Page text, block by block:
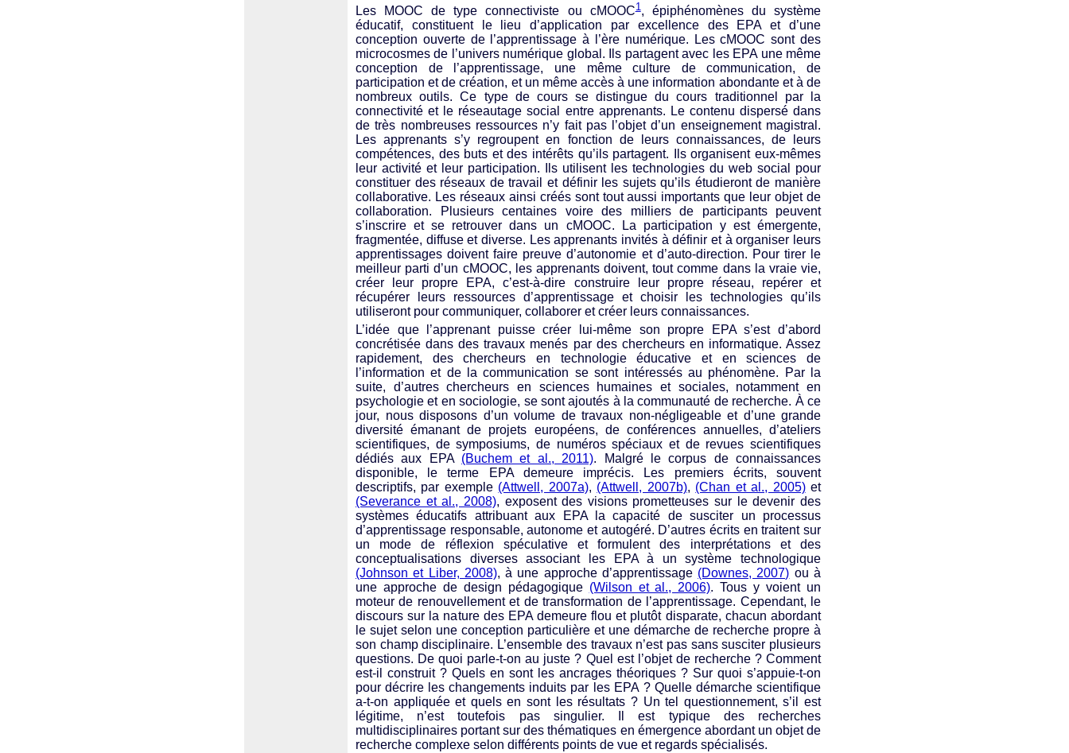
Les MOOC de type connectiviste ou cMOOC1, épiphénomènes du système
éducatif, constituent le lieu d’application par excellence des EPA et d’une
conception ouverte de l’apprentissage à l’ère numérique. Les cMOOC sont des
microcosmes de l’univers numérique global. Ils partagent avec les EPA une même
conception de l’apprentissage, une même culture de communication, de
participation et de création, et un même accès à une information abondante et à de
nombreux outils. Ce type de cours se distingue du cours traditionnel par la
connectivité et le réseautage social entre apprenants. Le contenu dispersé dans
de très nombreuses ressources n’y fait pas l’objet d’un enseignement magistral.
Les apprenants s’y regroupent en fonction de leurs connaissances, de leurs
compétences, des buts et des intérêts qu’ils partagent. Ils organisent eux-mêmes
leur activité et leur participation. Ils utilisent les technologies du web social pour
constituer des réseaux de travail et définir les sujets qu’ils étudieront de manière
collaborative. Les réseaux ainsi créés sont tout aussi importants que leur objet de
collaboration. Plusieurs centaines voire des milliers de participants peuvent
s’inscrire et se retrouver dans un cMOOC. La participation y est émergente,
fragmentée, diffuse et diverse. Les apprenants invités à définir et à organiser leurs
apprentissages doivent faire preuve d’autonomie et d’auto-direction. Pour tirer le
meilleur parti d’un cMOOC, les apprenants doivent, tout comme dans la vraie vie,
créer leur propre EPA, c’est-à-dire construire leur propre réseau, repérer et
récupérer leurs ressources d’apprentissage et choisir les technologies qu’ils
utiliseront pour communiquer, collaborer et créer leurs connaissances.
L’idée que l’apprenant puisse créer lui-même son propre EPA s’est d’abord
concrétisée dans des travaux menés par des chercheurs en informatique. Assez
rapidement, des chercheurs en technologie éducative et en sciences de
l’information et de la communication se sont intéressés au phénomène. Par la
suite, d’autres chercheurs en sciences humaines et sociales, notamment en
psychologie et en sociologie, se sont ajoutés à la communauté de recherche. À ce
jour, nous disposons d’un volume de travaux non-négligeable et d’une grande
diversité émanant de projets européens, de conférences annuelles, d’ateliers
scientifiques, de symposiums, de numéros spéciaux et de revues scientifiques
dédiés aux EPA (Buchem et al., 2011). Malgré le corpus de connaissances
disponible, le terme EPA demeure imprécis. Les premiers écrits, souvent
descriptifs, par exemple (Attwell, 2007a), (Attwell, 2007b), (Chan et al., 2005)et
(Severance et al., 2008), exposent des visions prometteuses sur le devenir des
systèmes éducatifs attribuant aux EPA la capacité de susciter un processus
d’apprentissage responsable, autonome et autogéré. D’autres écrits en traitent sur
un mode de réflexion spéculative et formulent des interprétations et des
conceptualisations diverses associant les EPA à un système technologique
(Johnson et Liber, 2008), à une approche d’apprentissage (Downes, 2007) ou à
une approche de design pédagogique (Wilson et al., 2006). Tous y voient un
moteur de renouvellement et de transformation de l’apprentissage. Cependant, le
discours sur la nature des EPA demeure flou et plutôt disparate, chacun abordant
le sujet selon une conception particulière et une démarche de recherche propre à
son champ disciplinaire. L’ensemble des travaux n’est pas sans susciter plusieurs
questions. De quoi parle-t-on au juste ? Quel est l’objet de recherche ? Comment
est-il construit ? Quels en sont les ancrages théoriques ? Sur quoi s’appuie-t-on
pour décrire les changements induits par les EPA ? Quelle démarche scientifique
a-t-on appliquée et quels en sont les résultats ? Un tel questionnement, s’il est
légitime, n’est toutefois pas singulier. Il est typique des recherches
multidisciplinaires portant sur des thématiques en émergence abordant un objet de
recherche complexe selon différents points de vue et regards spécialisés.